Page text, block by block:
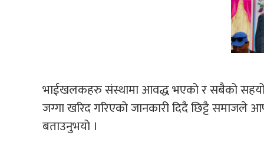
भाईखलकहरु संस्थामा आवद्ध भएको र सबैको
जग्गा खरिद गरिएको जानकारी दिदै छिट्टै समाजले
बताउनुभयो ।